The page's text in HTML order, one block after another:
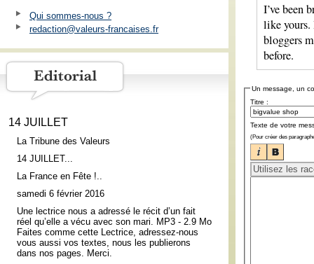
Qui sommes-nous ?
redaction@valeurs-francaises.fr
14 JUILLET
La Tribune des Valeurs
14 JUILLET...
La France en Fête !..
samedi 6 février 2016
Une lectrice nous a adressé le récit d’un fait
réel qu’elle a vécu avec son mari. MP3 - 2.9 Mo
Faites comme cette Lectrice, adressez-nous
vous aussi vos textes, nous les publierons
dans nos pages. Merci.
I’ve been
like
bloggers
before.
Un message, un
Titre :
Texte de votre
(Pour créer des